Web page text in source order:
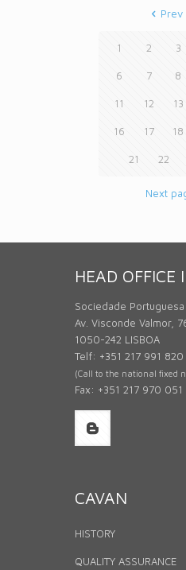
Prev
1 2 3
6 7 8
11 12 13
16 17 18
21 22
Next
HEAD OFFICE
Sociedade Portuguesa
Av. Visconde Valmor,
1050-242 LISBOA
Telf: +351 217 991 820
(Call to the national fixed
Fax: +351 217 970 051
CAVAN
HISTORY
QUALITY ASSURANCE